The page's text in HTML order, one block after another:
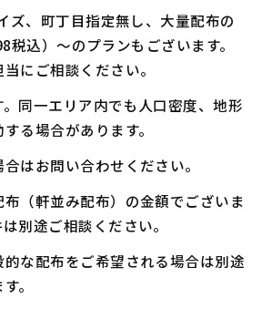
ズ、町丁目指定無し、大量配布の
税込）～のプランもございます。
にご相談ください。
。同一エリア内でも人口密度、地形
る場合があります。
はお問い合わせください。
（軒並み配布）の金額でございま
別途ご相談ください。
な配布をご希望される場合は別途
。